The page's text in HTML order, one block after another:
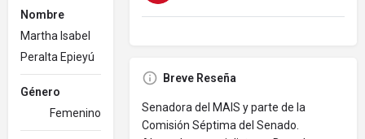
Nombre
Martha Isabel
Peralta Epieyú
Género
Femenino
Breve Reseña
Senadora del MAIS y parte de la
Comisión Séptima del Senado.